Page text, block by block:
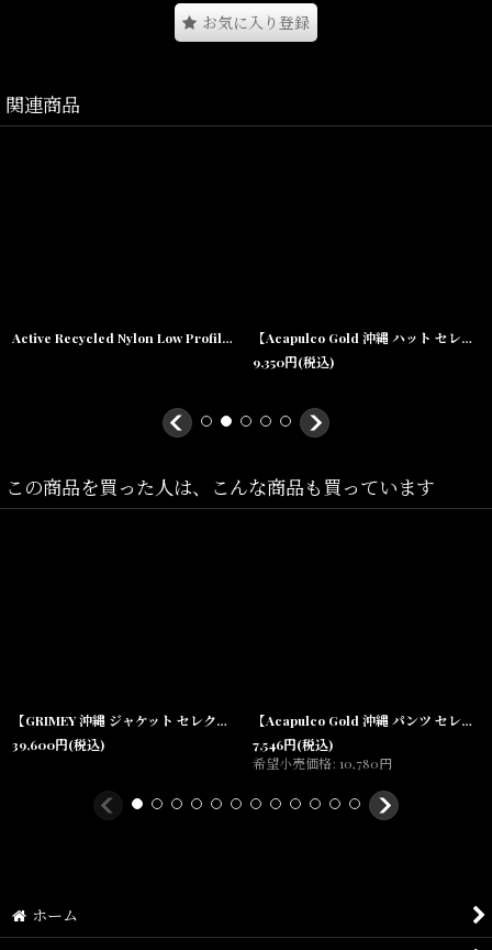
ACAPULCO GOLD正規取扱Tシャツです。
XXL(着丈:74cm, 身幅:64cm, 肩幅:61cm, 袖丈:23.5cm)
柄：フロント/ロゴプリント、バック/ロゴプリント
お気に入り登録
関連商品
Active Recycled Nylon Low Profile Camp Cap キャンプ キャップ 帽子
【Acapulco Gold 沖縄 ハット セレクトショップ 通販】Solid Bucket Bell Hat Black ソリッド バケット ベル ブラック
9,350円(税込)
この商品を買った人は、こんな商品も買っています
【GRIMEY 沖縄 ジャケット セレクトショップ】Sampans PU Leather Jacket Black フェイクレザー
39,600円(税込)
【Acapulco Gold 沖縄 パンツ セレクトショップ】 Tech Mesh Shorts テック メッシュ ショートパンツ メンズ
7,546円(税込)
希望小売価格: 10,780円
ホーム